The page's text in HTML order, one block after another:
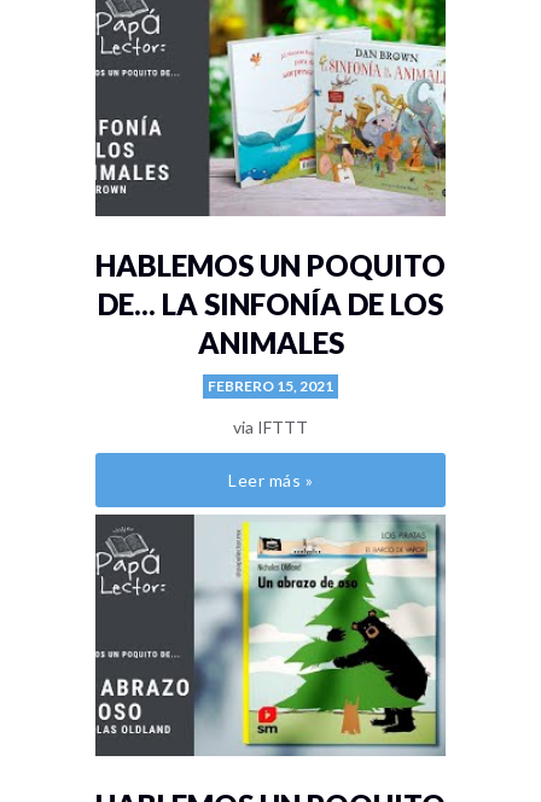
HABLEMOS UN POQUITO
DE... LA SINFONÍA DE LOS
ANIMALES
FEBRERO 15, 2021
via IFTTT
Leer más »